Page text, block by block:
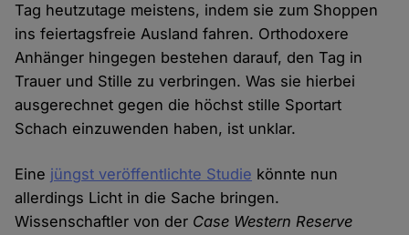
Tag heutzutage meistens, indem sie zum Shoppen
ins feiertagsfreie Ausland fahren. Orthodoxere
Anhänger hingegen bestehen darauf, den Tag in
Trauer und Stille zu verbringen. Was sie hierbei
ausgerechnet gegen die höchst stille Sportart
Schach einzuwenden haben, ist unklar.
Eine jüngst veröffentlichte Studie könnte nun
allerdings Licht in die Sache bringen.
Wissenschaftler von der Case Western Reserve